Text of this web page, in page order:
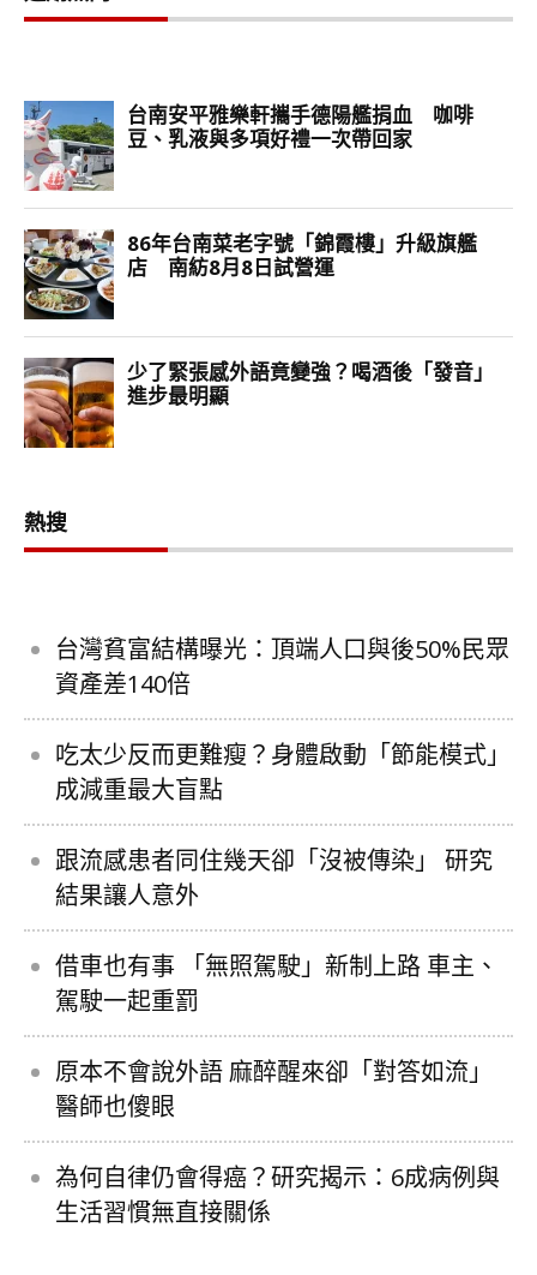
熱搜
台灣貧富結構曝光：頂端人口與後50%民眾
資產差140倍
吃太少反而更難瘦？身體啟動「節能模式」
成減重最大盲點
跟流感患者同住幾天卻「沒被傳染」 研究
結果讓人意外
借車也有事 「無照駕駛」新制上路 車主、
駕駛一起重罰
原本不會說外語 麻醉醒來卻「對答如流」
醫師也傻眼
為何自律仍會得癌？研究揭示：6成病例與
生活習慣無直接關係